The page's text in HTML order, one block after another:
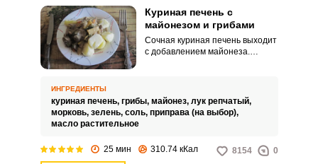
Куриная печень с
майонезом и грибами
Сочная куриная печень выходит
с добавлением майонеза.
ИНГРЕДИЕНТЫ
куриная печень, грибы, майонез, лук репчатый,
морковь, зелень, соль, приправа (на выбор),
масло растительное
25 мин 310.74 кКал 8154 0